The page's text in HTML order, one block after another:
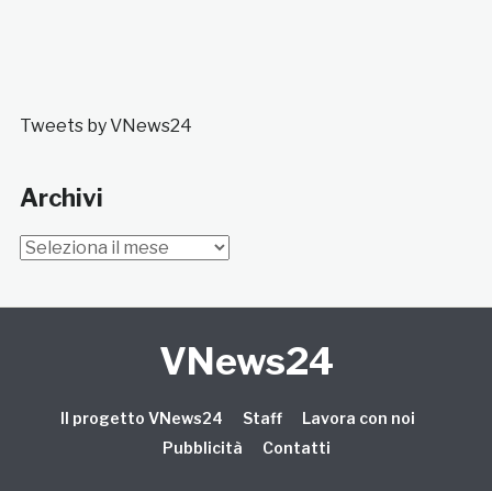
Tweets by VNews24
Archivi
Archivi
VNews24
Il progetto VNews24 Staff
Lavora con noi
Pubblicità
Contatti